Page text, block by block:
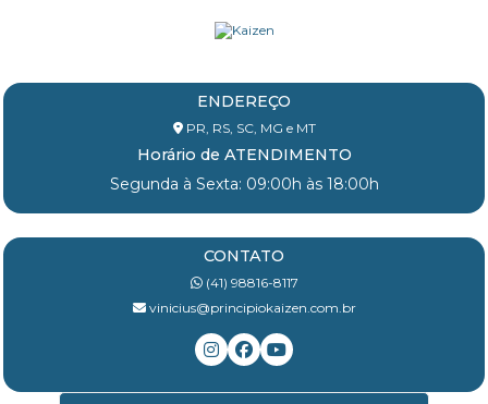
ENDEREÇO
PR, RS, SC, MG e MT
Horário de ATENDIMENTO
Segunda à Sexta: 09:00h às 18:00h
CONTATO
(41) 98816-8117
vinicius@principiokaizen.com.br